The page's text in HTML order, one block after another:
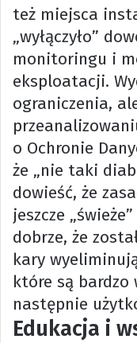
też miejsca
„wyłączyło”
monitoringu i
eksploatacji.
ograniczenia,
o Ochronie
że „nie taki
dowieść, że
jeszcze
dobrze, że
kary
które są bardzo
następnie
Edukacja i